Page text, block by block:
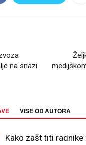
na snazi
VIŠE OD AUTORA
Kako zaštititi radnike